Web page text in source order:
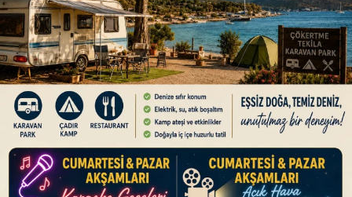
ENGLISH
05.08.2025 - 14:53, Güncelleme: 05.08.2025 - 14:53
‘Our struggle to make Türkiye the leading
nation in its region within the reshaped global
order continues, despite the traps set against
us and the attacks from both within and
beyond our borders,’ says Erdogan